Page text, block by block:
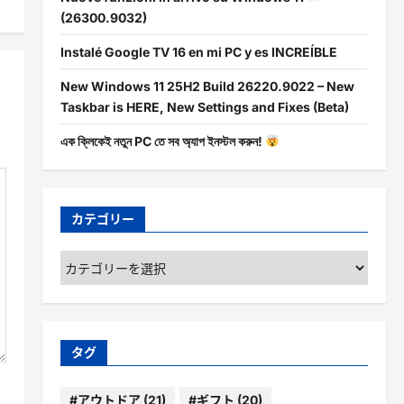
(26300.9032)
Instalé Google TV 16 en mi PC y es INCREÍBLE
New Windows 11 25H2 Build 26220.9022 – New
Taskbar is HERE, New Settings and Fixes (Beta)
এক ক্লিকেই নতুন PC তে সব অ্যাপ ইনস্টল করুন!
カテゴリー
カ
テ
ゴ
ー
タグ
#アウトドア(21) #ギフト (20)